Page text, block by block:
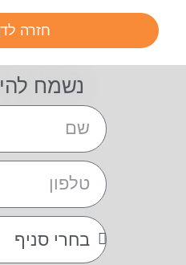
חזרה
נשמח